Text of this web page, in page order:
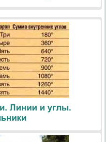
Линии и углы.